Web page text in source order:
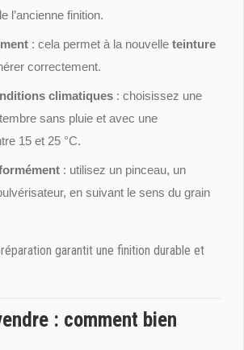
l’ancienne finition.
: cela permet à la nouvelle teinture
correctement.
climatiques : choisissez une
sans pluie et avec une
15 et 25 °C.
: utilisez un pinceau, un
en suivant le sens du grain
garantit une finition durable et
: comment bien